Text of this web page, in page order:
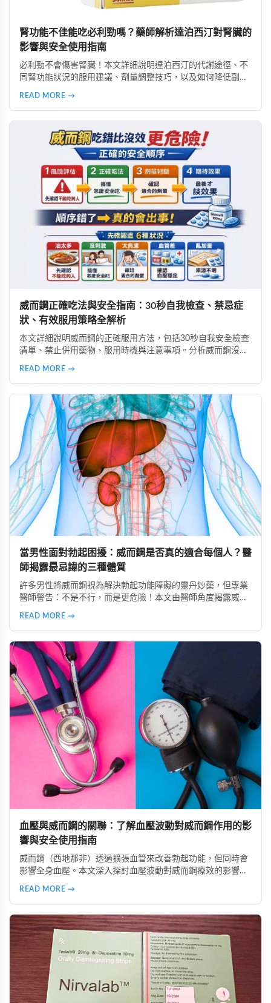
腎功能不佳能吃必利勁嗎？藥師解析達泊西汀對腎臟的
影響與安全使用指南
必利勁不會傷害腎臟！本文詳細說明達泊西汀的代謝途徑、不
同腎功能狀況的服用建議、劑量調整技巧，以及如何降低副作
READ MORE →
威而鋼正確吃法與安全指南：30秒自我檢查、禁忌症
狀、有效服用策略全解析
本文詳細說明威而鋼的正確服用方法，包括30秒自我安全檢查
清單、禁止併用藥物、服用時機與注意事項。分析威而鋼沒效
READ MORE →
當男性面對勃起困擾：威而鋼是否真的適合每個人？醫
師揭露最忌諱的三種體質
許多男性將威而鋼視為解決勃起功能障礙的靈丹妙藥，但專業
醫師警告：不是不行，而是更危險！本文由醫師角度揭露威而
READ MORE →
血壓與威而鋼的關聯：了解血壓波動對威而鋼作用的影
響與安全使用指南
威而鋼（西地那非）透過擴張血管來改善勃起功能，但同時會
影響全身血壓。本文深入探討血壓波動對威而鋼療效的影響，
在兼顧安全的前提下提升性生活品質。
READ MORE →